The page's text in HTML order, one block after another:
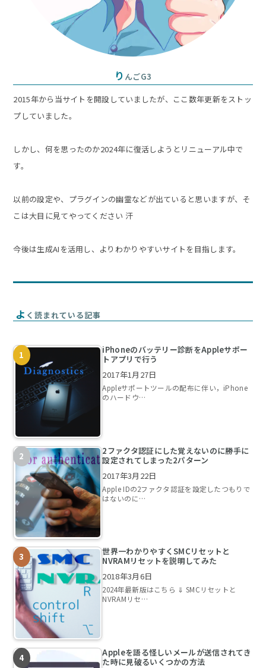
り んごG3
2015年から当サイトを開設していましたが、ここ数年更新をストッ
プしていました。
しかし、何を思ったのか2024年に復活しようとリニューアル中で
す。
以前の設定や、プラグインの幽霊などが出ていると思いますが、そ
こは大目に見てやってください 汗
今後は生成AIを活用し、よりわかりやすいサイトを目指します。
よ く読まれている記事
iPhoneのバッテリー診断をAppleサポー
トアプリで行う
2017年1月27日
Appleサポートツールの配布に伴い，iPhone
のハードウ…
2ファクタ認証にした覚えないのに勝手に
設定されてしまった2パターン
2017年3月22日
Apple IDの2ファクタ認証を設定したつもりで
はないのに…
世界一わかりやすくSMCリセットと
NVRAMリセットを説明してみた
2018年3月6日
2024年最新版はこちら ⇓ SMCリセットと
NVRAMリセ…
Appleを語る怪しいメールが送信されてき
た時に見破るいくつかの方法